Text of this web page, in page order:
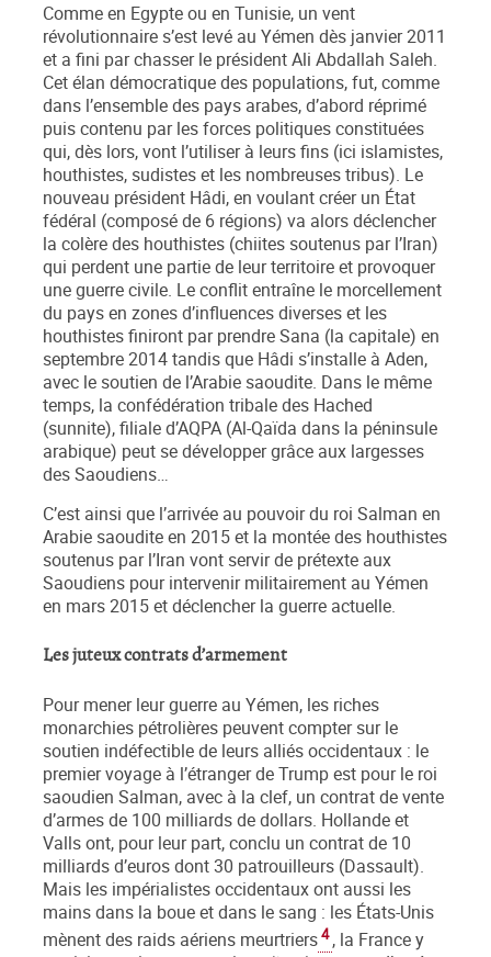
Comme en Egypte ou en Tunisie, un vent
révolutionnaire s’est levé au Yémen dès janvier 2011
et a fini par chasser le président Ali Abdallah Saleh.
Cet élan démocratique des populations, fut, comme
dans l’ensemble des pays arabes, d’abord réprimé
puis contenu par les forces politiques constituées
qui, dès lors, vont l’utiliser à leurs fins (ici islamistes,
houthistes, sudistes et les nombreuses tribus). Le
nouveau président Hâdi, en voulant créer un État
fédéral (composé de 6 régions) va alors déclencher
la colère des houthistes (chiites soutenus par l’Iran)
qui perdent une partie de leur territoire et provoquer
une guerre civile. Le conflit entraîne le morcellement
du pays en zones d’influences diverses et les
houthistes finiront par prendre Sana (la capitale) en
septembre 2014 tandis que Hâdi s’installe à Aden,
avec le soutien de l’Arabie saoudite. Dans le même
temps, la confédération tribale des Hached
(sunnite), filiale d’AQPA (Al-Qaïda dans la péninsule
arabique) peut se développer grâce aux largesses
des Saoudiens…
C’est ainsi que l’arrivée au pouvoir du roi Salman en
Arabie saoudite en 2015 et la montée des houthistes
soutenus par l’Iran vont servir de prétexte aux
Saoudiens pour intervenir militairement au Yémen
en mars 2015 et déclencher la guerre actuelle.
Les juteux contrats d’armement
Pour mener leur guerre au Yémen, les riches
monarchies pétrolières peuvent compter sur le
soutien indéfectible de leurs alliés occidentaux : le
premier voyage à l’étranger de Trump est pour le roi
saoudien Salman, avec à la clef, un contrat de vente
d’armes de 100 milliards de dollars. Hollande et
Valls ont, pour leur part, conclu un contrat de 10
milliards d’euros dont 30 patrouilleurs (Dassault).
Mais les impérialistes occidentaux ont aussi les
mains dans la boue et dans le sang : les États-Unis
mènent des raids aériens meurtriers4 , la France y